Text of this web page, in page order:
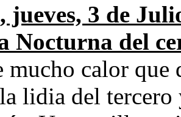
3 de
Nocturna del
mucho calor que
lidia del